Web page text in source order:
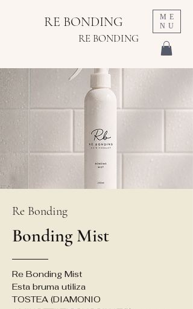
ME
NU
RE BONDING
RE BONDING
Re Bonding
Bonding Mist
Re Bonding Mist
Esta bruma utiliza
TOSTEA (DIAMONIO